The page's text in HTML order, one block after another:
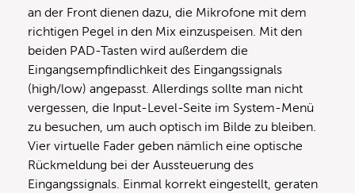
an der Front dienen dazu, die Mikrofone mit dem
richtigen Pegel in den Mix einzuspeisen. Mit den
beiden PAD-Tasten wird außerdem die
Eingangsempfindlichkeit des Eingangssignals
(high/low) angepasst. Allerdings sollte man nicht
vergessen, die Input-Level-Seite im System-Menü
zu besuchen, um auch optisch im Bilde zu bleiben.
Vier virtuelle Fader geben nämlich eine optische
Rückmeldung bei der Aussteuerung des
Eingangssignals. Einmal korrekt eingestellt, geraten